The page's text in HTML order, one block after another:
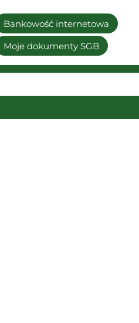
Bankowość internetowa
Moje dokumenty SGB